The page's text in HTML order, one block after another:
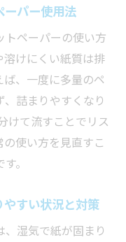
高額請求を防ぐ
全な解消法とは
ら学ぶ注意点
り原因と注意点
事例に学ぶ解決
ーパー使用法
トペーパーの使い方
けにくい紙質は排
、一度に多量のペ
詰まりやすくなり
けて流すことでリス
使い方を見直すこ
。
やすい状況と対策
湿気で紙が固まり